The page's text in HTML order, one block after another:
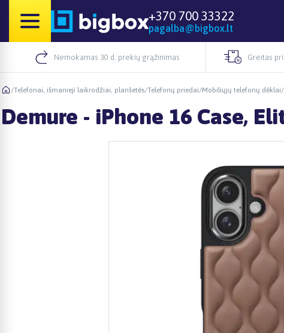
+370 700 33322
pagalba@bigbox.lt
Nemokamas 30 d. prekių grąžinimas Greitas
/Telefonai, išmanieji laikrodžiai, planšetės/Telefonų priedai/Mobiliųjų telefonų dėklai/
Demure - iPhone 16 Case,